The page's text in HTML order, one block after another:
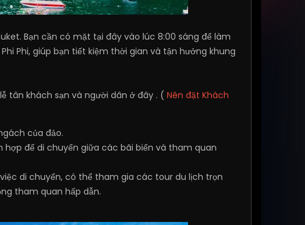
Bạn cần có mặt tại đây vào lúc 8:00 sáng để làm
Phi, giúp bạn tiết kiệm thời gian và tận hưởng khung
tân khách sạn và người dân ở đây . ( Nên đặt Khách
của đảo.
để di chuyển giữa các bãi biển và tham quan
di chuyển, có thể tham gia các tour du lịch trọn
tham quan hấp dẫn.